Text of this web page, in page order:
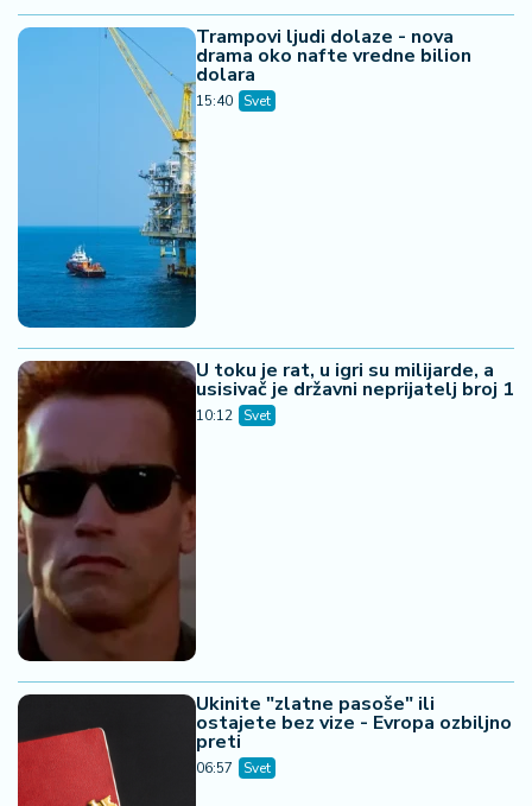
Trampovi ljudi dolaze - nova
drama oko nafte vredne bilion
dolara
15:40 Svet
U toku je rat, u igri su milijarde, a
usisivač je državni neprijatelj broj 1
10:12 Svet
Ukinite "zlatne pasoše" ili
ostajete bez vize - Evropa ozbiljno
preti
06:57 Svet